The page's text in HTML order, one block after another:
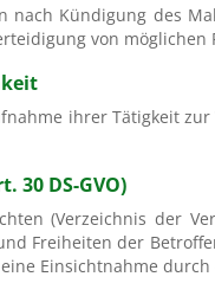
nach Kündigung des
von
ihrer Tätigkeit
30 DS-GVO)
(Verzeichnis der
Freiheiten der
Einsichtnahme durch